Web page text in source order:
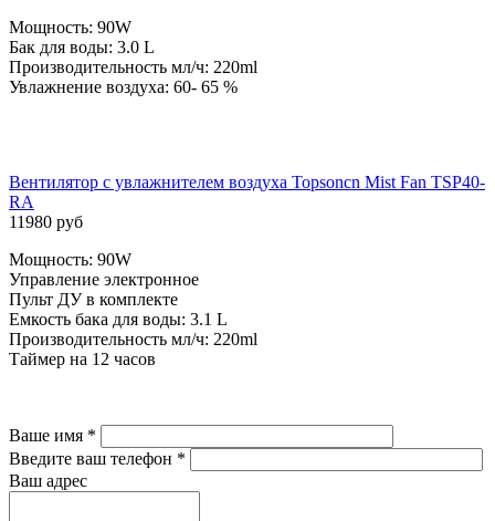
Мощность: 90W
Бак для воды: 3.0 L
Производительность мл/ч: 220ml
Увлажнение воздуха: 60- 65 %
Вентилятор с увлажнителем воздуха Topsoncn Mist Fan TSP40-
RA
11980 руб
Мощность: 90W
Управление электронное
Пульт ДУ в комплекте
Емкость бака для воды: 3.1 L
Производительность мл/ч: 220ml
Таймер на 12 часов
Ваше имя *
Введите ваш телефон *
Ваш адрес